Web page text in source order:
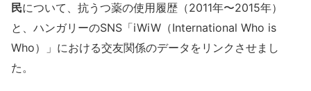
民について、抗うつ薬の使用履歴（2011年〜2015年）
と、ハンガリーのSNS「iWiW（International Who is
Who）」における交友関係のデータをリンクさせまし
た。